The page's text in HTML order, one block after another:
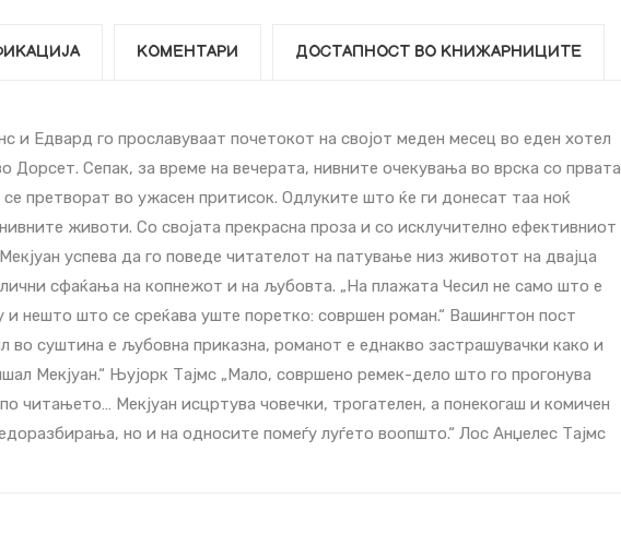
КОМЕНТАРИ ДОСТАПНОСТ ВО КНИЖАРНИЦИТЕ
и Едвард го прославуваат почетокот на својот меден месец во еден хотел
Дорсет. Сепак, за време на вечерата, нивните очекувања во врска со првата
претворат во ужасен притисок. Одлуките што ќе ги донесат таа ноќ
животи. Со својата прекрасна проза и со исклучително ефективниот
успева да го поведе читателот на патување низ животот на двајца
сфаќања на копнежот и на љубовта. „На плажата Чесил не само што е
и нешто што се среќава уште поретко: совршен роман.“ Вашингтон пост
во суштина е љубовна приказна, романот е еднакво застрашувачки како и
Мекјуан.“ Њујорк Тајмс „Мало, совршено ремек-дело што го прогонува
читањето… Мекјуан исцртува човечки, трогателен, а понекогаш и комичен
но и на односите помеѓу луѓето воопшто.“ Лос Анџелес Тајмс